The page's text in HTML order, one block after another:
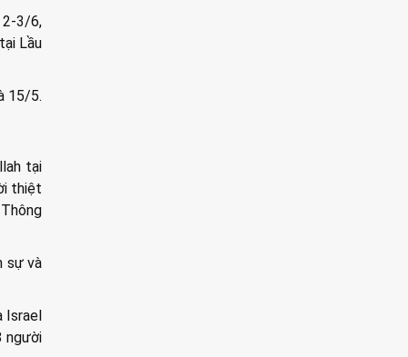
2-3/6,
Lầu
15/5.
tại
thiệt
sự và
Israel
người